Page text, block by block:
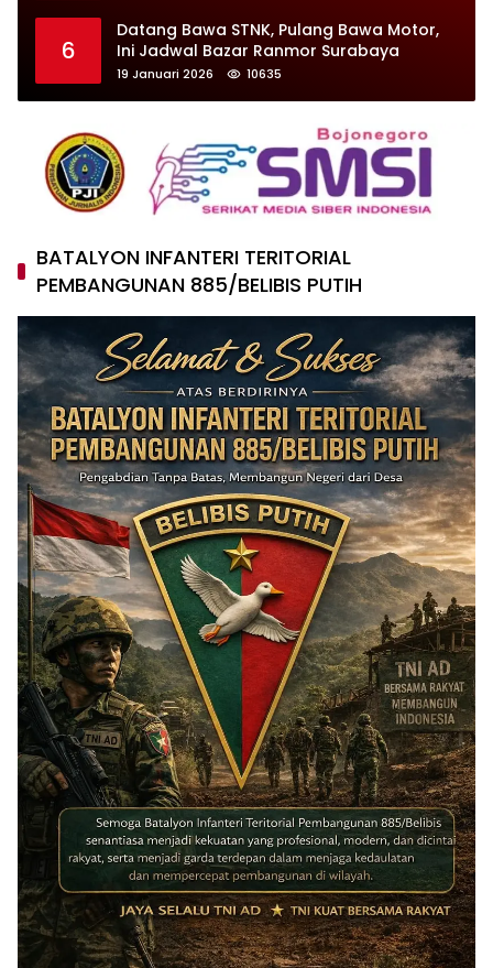
6
Datang Bawa STNK, Pulang Bawa Motor,
Ini Jadwal Bazar Ranmor Surabaya
19 Januari 2026 10635
BATALYON INFANTERI TERITORIAL
PEMBANGUNAN 885/BELIBIS PUTIH